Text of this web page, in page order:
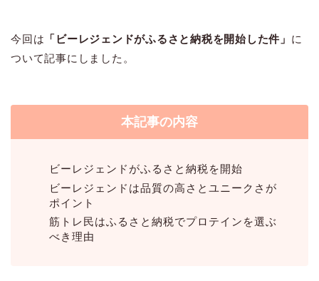
今回は 「ビーレジェンドがふるさと納税を開始した件」 に
ついて記事にしました。
本記事の内容
ビーレジェンドがふるさと納税を開始
ビーレジェンドは品質の高さとユニークさが
ポイント
筋トレ民はふるさと納税でプロテインを選ぶ
べき理由